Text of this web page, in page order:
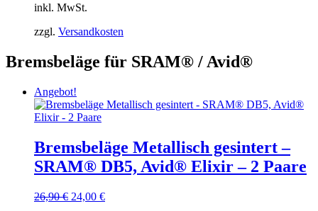
war:
inkl. MwSt.
zzgl. Versandkosten
Bremsbeläge für SRAM® / Avid®
Angebot!
Bremsbeläge Metallisch gesintert –
SRAM® DB5, Avid® Elixir – 2 Paare
26,90€ Ursprünglicher
24,00 €Aktueller